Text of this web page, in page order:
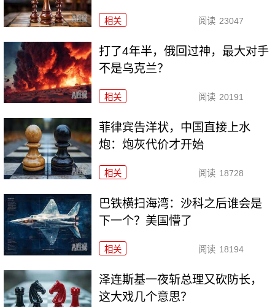
相关 阅读 23047
打了4年半，俄回过神，最大对手
不是乌克兰？
相关 阅读 20191
菲律宾告洋状，中国直接上水
炮：炮灰代价才开始
相关 阅读 18728
巴铁横扫海湾：沙科之后谁会是
下一个？美国懵了
相关 阅读 18194
泽连斯基一夜斩总理又砍防长，
这大戏几个意思？